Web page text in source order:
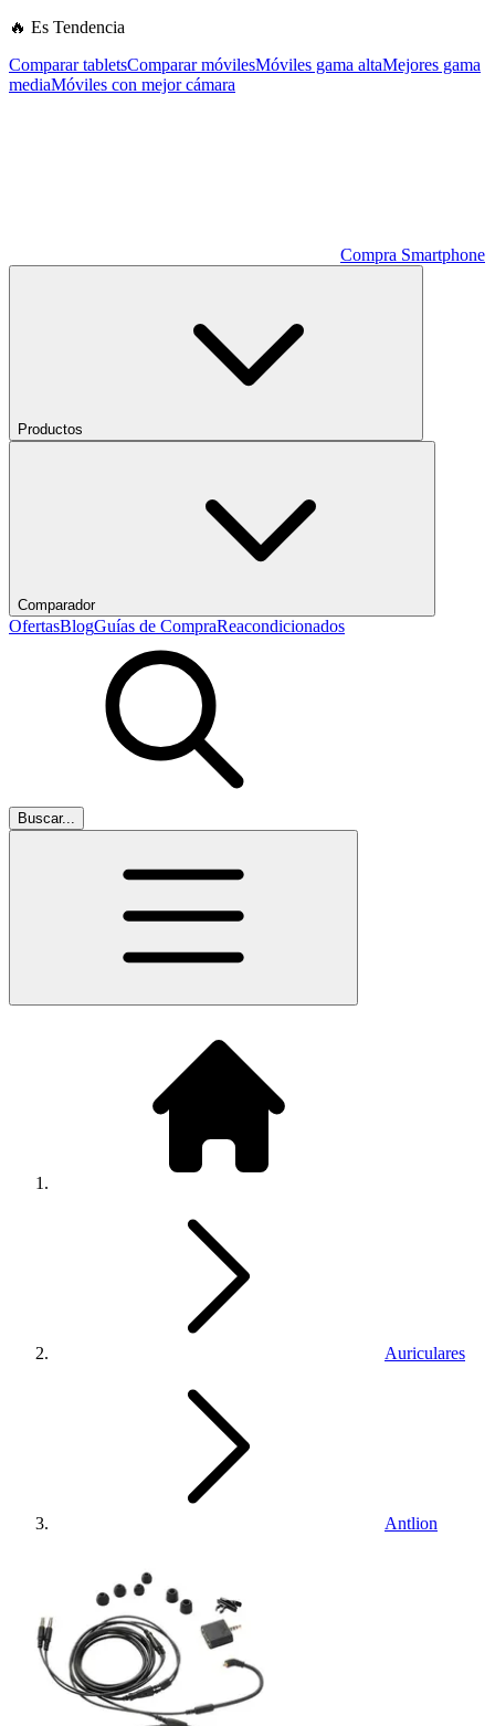
🔥 Es Tendencia
Comparar tabletsComparar móvilesMóviles gama altaMejores gama
mediaMóviles con mejor cámara
Compra Smartphone
Productos
Comparador
OfertasBlogGuías de CompraReacondicionados
Buscar...
Auriculares
Antlion